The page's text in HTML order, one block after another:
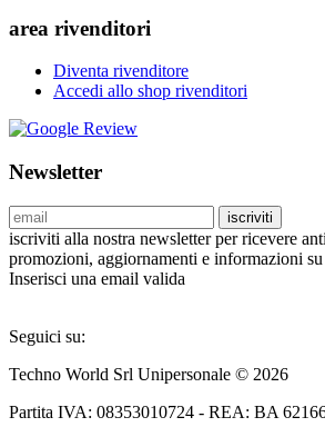
area rivenditori
Diventa rivenditore
Accedi allo shop rivenditori
Newsletter
iscriviti
iscriviti alla nostra newsletter per ricevere
promozioni, aggiornamenti e informazioni
Inserisci una email valida
Seguici su:
Techno World Srl Unipersonale © 2026
Partita IVA: 08353010724 - REA: BA